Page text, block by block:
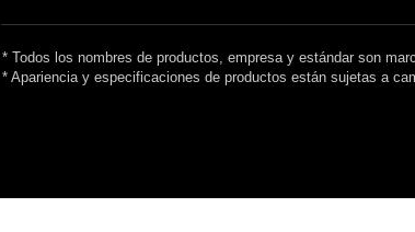
* Todos los nombres de productos, empresa y estándar son
* Apariencia y especificaciones de productos están sujetas a